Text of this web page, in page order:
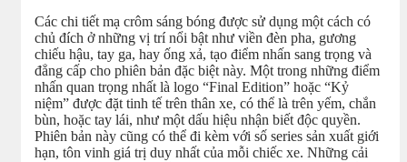
Các chi tiết mạ crôm sáng bóng được sử dụng một cách có
chủ đích ở những vị trí nổi bật như viền đèn pha, gương
chiếu hậu, tay ga, hay ống xả, tạo điểm nhấn sang trọng và
đẳng cấp cho phiên bản đặc biệt này. Một trong những điểm
nhấn quan trọng nhất là logo “Final Edition” hoặc “Kỷ
niệm” được đặt tinh tế trên thân xe, có thể là trên yếm, chắn
bùn, hoặc tay lái, như một dấu hiệu nhận biết độc quyền.
Phiên bản này cũng có thể đi kèm với số series sản xuất giới
hạn, tôn vinh giá trị duy nhất của mỗi chiếc xe. Những cải